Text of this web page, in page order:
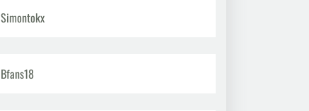
Simontokx
Bfans18